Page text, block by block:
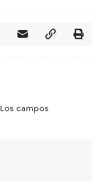
Los campos